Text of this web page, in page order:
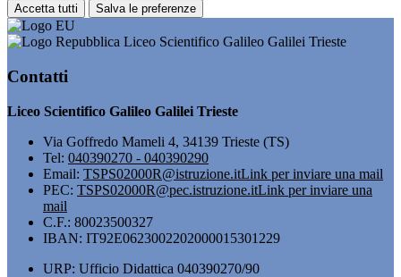
Accetta tutti Salva le preferenze
Liceo Scientifico Galileo Galilei Trieste
Contatti
Liceo Scientifico Galileo Galilei Trieste
Via Goffredo Mameli 4, 34139 Trieste (TS)
Tel: 040390270 - 040390290
Email: TSPS02000R@istruzione.itLink per inviare una mail
PEC: TSPS02000R@pec.istruzione.itLink per inviare una
mail
C.F.: 80023500327
IBAN: IT92E0623002202000015301229
URP: Ufficio Didattica 040390270/90